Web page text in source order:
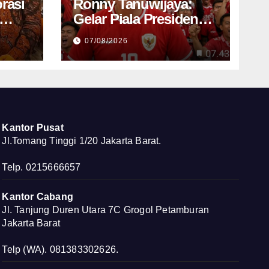
Ronny Tanuwijaya:
Gelar Piala Presiden
2026 Bukti Persebaya
Kembali ke Jalur Juara
07/08/2026
Kantor Pusat
Jl.Tomang Tinggi 1/20 Jakarta Barat.
Telp. 0215666657
Kantor Cabang
Jl. Tanjung Duren Utara 7C Grogol Petamburan
Jakarta Barat
Telp (WA). 081383302626.